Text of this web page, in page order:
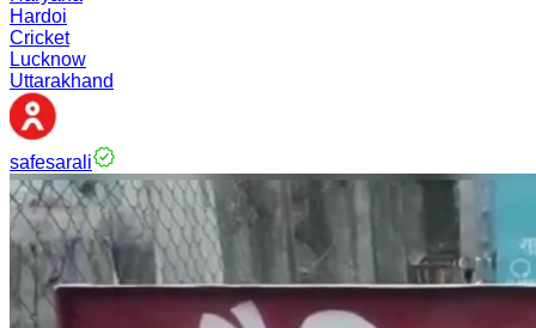
Hardoi
Cricket
Lucknow
Uttarakhand
safesarali